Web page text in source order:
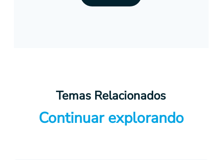
Temas Relacionados
Continuar explorando